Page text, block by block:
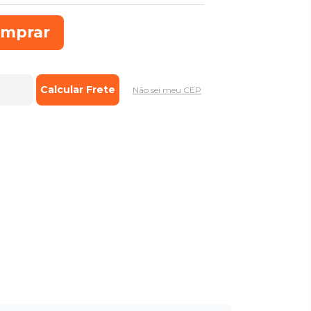
Não sei meu CEP